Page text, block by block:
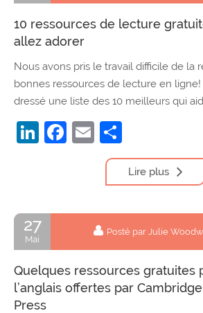
10 ressources de lecture
allez adorer
Nous avons pris le travail difficile de la
bonnes ressources de lecture en
dressé une liste des 10 meilleurs qui
LinkedIn
Facebook
Email
Lire plus
27
Mai
Posté par Julie
Quelques ressources gratuites
l’anglais offertes par
Press